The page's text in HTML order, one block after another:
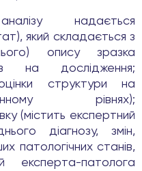
надається
який складається з
опису зразка
на дослідження;
структури на
рівнях);
(містить експертний
діагнозу, змін,
патологічних станів,
патолога